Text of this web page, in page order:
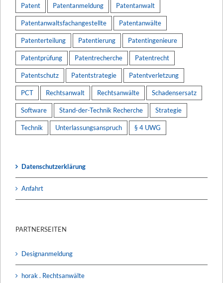
Patent Patentanmeldung Patentanwalt
Patentanwaltsfachangestellte Patentanwälte
Patenterteilung Patentierung Patentingenieure
Patentprüfung Patentrecherche Patentrecht
Patentschutz Patentstrategie Patentverletzung
PCT Rechtsanwalt Rechtsanwälte Schadensersatz
Software Stand-der-Technik Recherche Strategie
Technik Unterlassungsanspruch § 4 UWG
Datenschutzerklärung
Anfahrt
PARTNERSEITEN
Designanmeldung
horak . Rechtsanwälte